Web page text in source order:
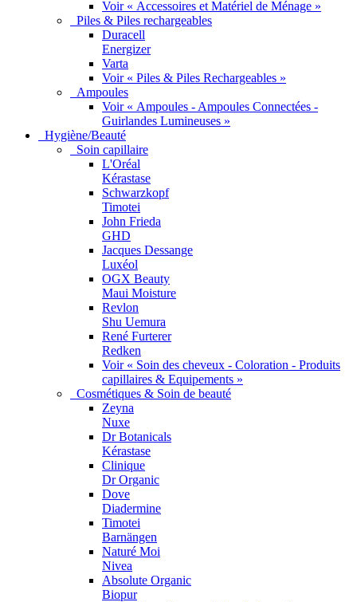
Voir « Accessoires et Matériel de Ménage »
Piles & Piles rechargeables
Duracell
Energizer
Varta
Voir « Piles & Piles Rechargeables »
Ampoules
Voir « Ampoules - Ampoules Connectées -
Guirlandes Lumineuses »
Hygiène/Beauté
Soin capillaire
L'Oréal
Kérastase
Schwarzkopf
Timotei
John Frieda
GHD
Jacques Dessange
Luxéol
OGX Beauty
Maui Moisture
Revlon
Shu Uemura
René Furterer
Redken
Voir « Soin des cheveux - Coloration - Produits
capillaires & Equipements »
Cosmétiques & Soin de beauté
Zeyna
Nuxe
Dr Botanicals
Kérastase
Clinique
Dr Organic
Dove
Diadermine
Timotei
Barnängen
Naturé Moi
Nivea
Absolute Organic
Biopur